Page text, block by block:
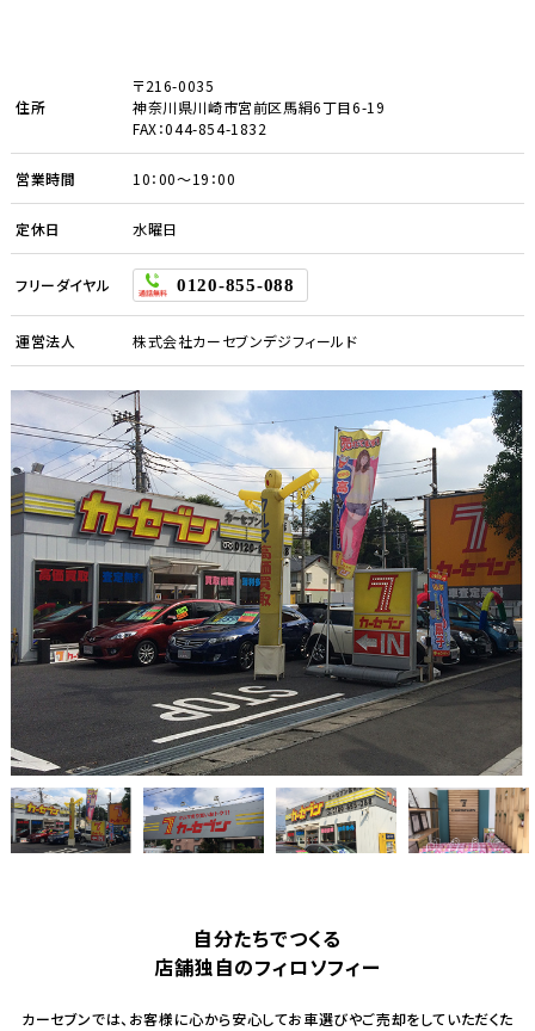
住所
〒216-0035
神奈川県川崎市宮前区馬絹6丁目6-19
FAX：044-854-1832
営業時間 10：00～19：00
定休日 水曜日
フリーダイヤル 0120-855-088
運営法人 株式会社カーセブンデジフィールド
自分たちでつくる
店舗独自のフィロソフィー
カーセブンでは、お客様に心から安心してお車選びやご売却をしていただくた